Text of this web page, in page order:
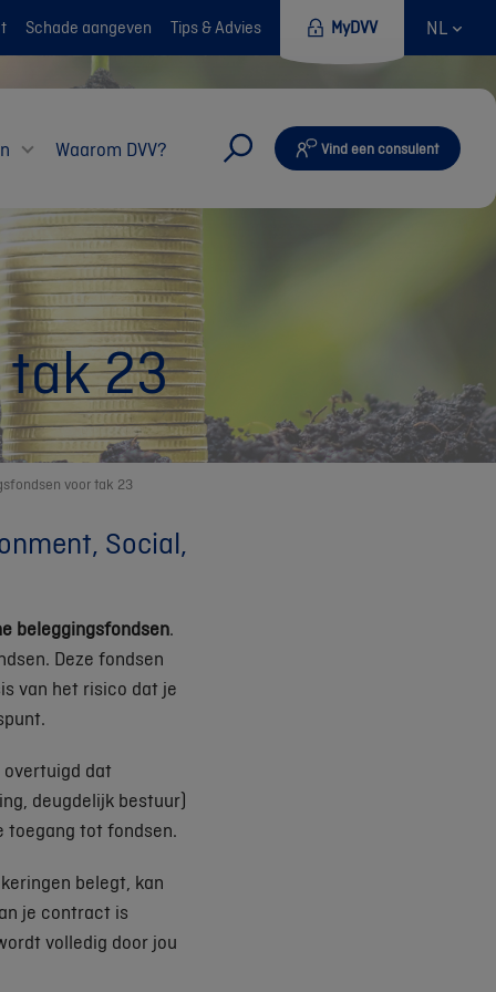
Schade aangeven Tips & Advies MyDVV NL
Waarom DVV? Vind een consulent
23
voor tak 23
Social,
beleggingsfondsen.
Deze fondsen
van het risico dat je
overtuigd dat
deugdelijk bestuur)
toegang tot fondsen.
belegt, kan
je contract is
volledig door jou